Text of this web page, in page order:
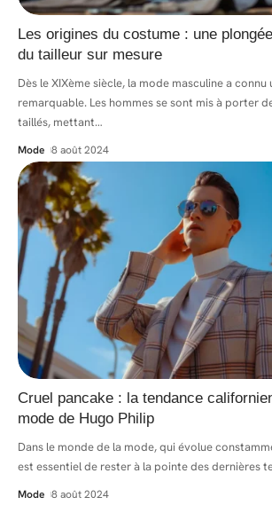
Les origines du costume : une
du tailleur sur mesure
Dès le XIXème siècle, la mode masculine a
remarquable. Les hommes se sont mis à porter
taillés, mettant…
Mode 8 août 2024
Cruel pancake : la tendance
mode de Hugo Philip
Dans le monde de la mode, qui évolue
est essentiel de rester à la pointe des dernières
Mode 8 août 2024